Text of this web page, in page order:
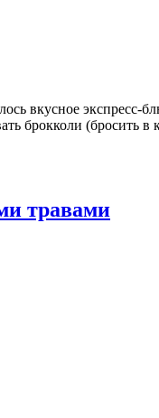
вкусное экспресс-
брокколи (бросить
травами